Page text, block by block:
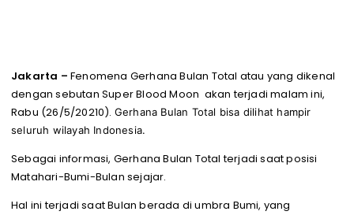
Jakarta – Fenomena Gerhana Bulan Total atau yang dikenal
dengan sebutan Super Blood Moon akan terjadi malam ini,
Rabu (26/5/20210). Gerhana Bulan Total bisa dilihat hampir
seluruh wilayah Indonesia.
Sebagai informasi, Gerhana Bulan Total terjadi saat posisi
Matahari-Bumi-Bulan sejajar.
Hal ini terjadi saat Bulan berada di umbra Bumi, yang